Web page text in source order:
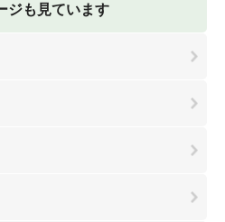
ジも見ています